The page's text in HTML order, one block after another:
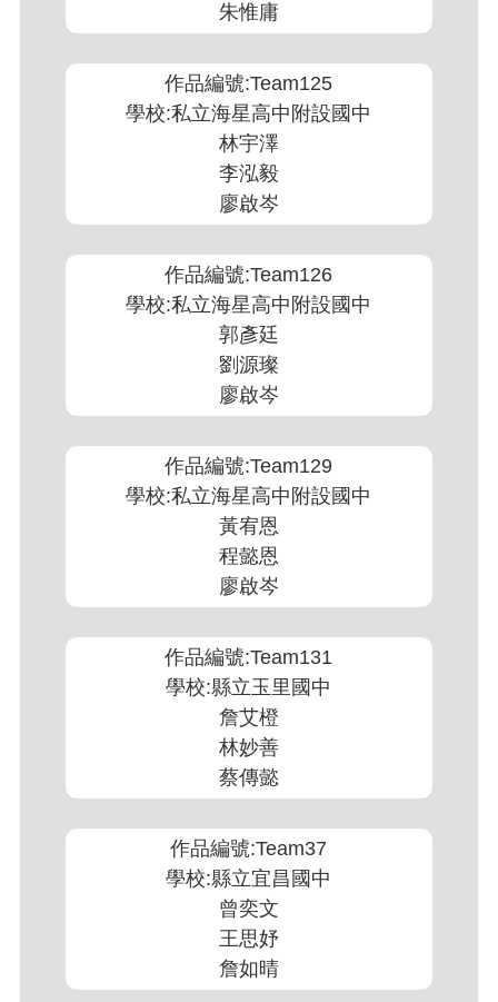
朱惟庸
作品編號:Team125
學校:私立海星高中附設國中
林宇澤
李泓毅
廖啟岑
作品編號:Team126
學校:私立海星高中附設國中
郭彥廷
劉源璨
廖啟岑
作品編號:Team129
學校:私立海星高中附設國中
黃宥恩
程懿恩
廖啟岑
作品編號:Team131
學校:縣立玉里國中
詹艾橙
林妙善
蔡傳懿
作品編號:Team37
學校:縣立宜昌國中
曾奕文
王思妤
詹如晴